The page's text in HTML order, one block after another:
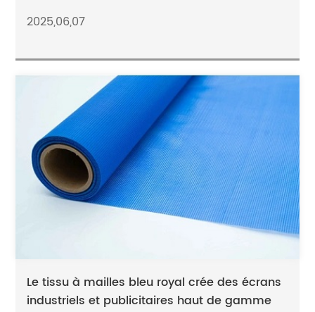
2025,06,07
Le tissu à mailles bleu royal crée des écrans
industriels et publicitaires haut de gamme